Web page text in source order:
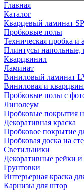
Главная
Каталог
Кварцевый ламинат
Пробковые полы
Техническая пробка и
Плинтусы напольные,
Кварцвинил
Ламинат
Виниловый ламинат
Виниловая и
Пробковые полы с
Линолеум
Пробковые покрытия
Декоративная краска
Пробковое покрытие
Пробковая доска на
Светильники
Декоративные рейки и
Грунтовки
Интерьерная краска
Карнизы для штор